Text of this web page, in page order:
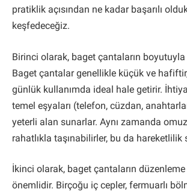
pratiklik açısından ne kadar başarılı
keşfedeceğiz.
Birinci olarak, baget çantaların
Baget çantalar genellikle küçük ve
günlük kullanımda ideal hale getirir.
temel eşyaları (telefon, cüzdan,
yeterli alan sunarlar. Aynı zamanda
rahatlıkla taşınabilirler, bu da hareketlilik
İkinci olarak, baget çantaların
önemlidir. Birçoğu iç cepler, fermuarlı